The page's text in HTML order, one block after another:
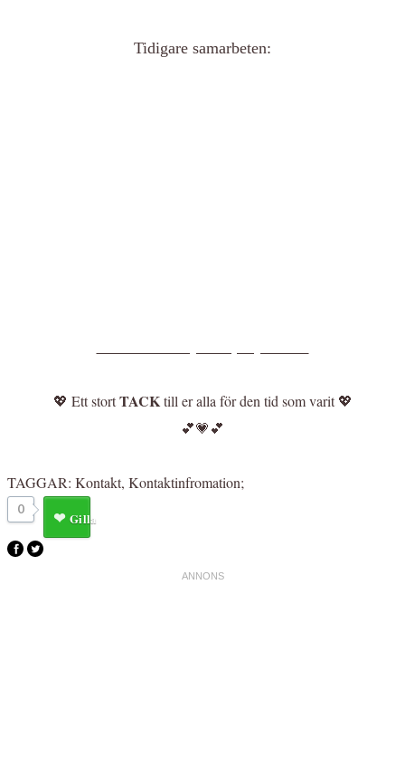
Tidigare samarbeten:
💖 Ett stortTACKtill er alla för den tid som varit 💖
💕💗💕
TAGGAR: Kontakt, Kontaktinfromation;
0
Gilla